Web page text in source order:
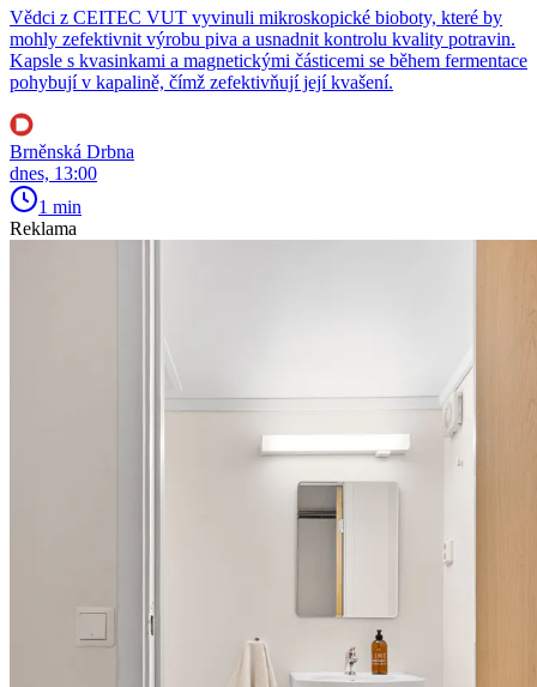
Vědci z CEITEC VUT vyvinuli mikroskopické bioboty, které by
mohly zefektivnit výrobu piva a usnadnit kontrolu kvality potravin.
Kapsle s kvasinkami a magnetickými částicemi se během fermentace
pohybují v kapalině, čímž zefektivňují její kvašení.
Brněnská Drbna
dnes, 13:00
1 min
Reklama